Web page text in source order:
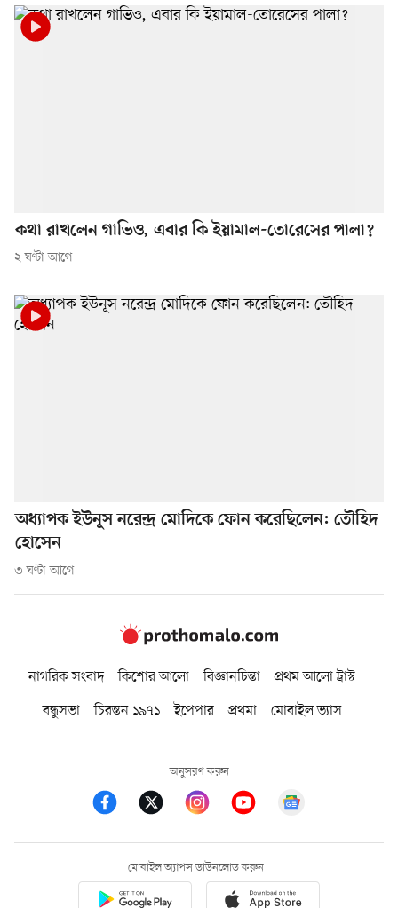
কথা রাখলেন গাভিও, এবার কি ইয়ামাল-তোরেসের পালা?
২ ঘণ্টা আগে
অধ্যাপক ইউনূস নরেন্দ্র মোদিকে ফোন করেছিলেন: তৌহিদ
হোসেন
৩ ঘণ্টা আগে
নাগরিক সংবাদ কিশোর আলো বিজ্ঞানচিন্তা
প্রথম আলো ট্রাস্ট
বন্ধুসভা
চিরন্তন ১৯৭১ ইপেপার প্রথমা মোবাইল ভ্যাস
অনুসরণ করুন
মোবাইল অ্যাপস ডাউনলোড করুন